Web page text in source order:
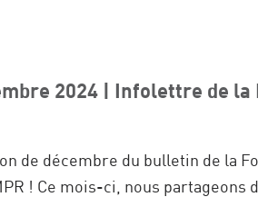
2024 | Infolettre de la
de décembre du bulletin de la
! Ce mois-ci, nous partageons